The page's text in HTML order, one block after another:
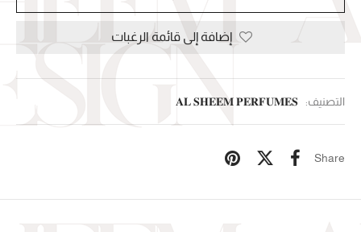
إضافة إلى قائمة الرغبات
التصنيف: 𝐀𝐋 𝐒𝐇𝐄𝐄𝐌 𝐏𝐄𝐑𝐅𝐔𝐌𝐄𝐒
Share